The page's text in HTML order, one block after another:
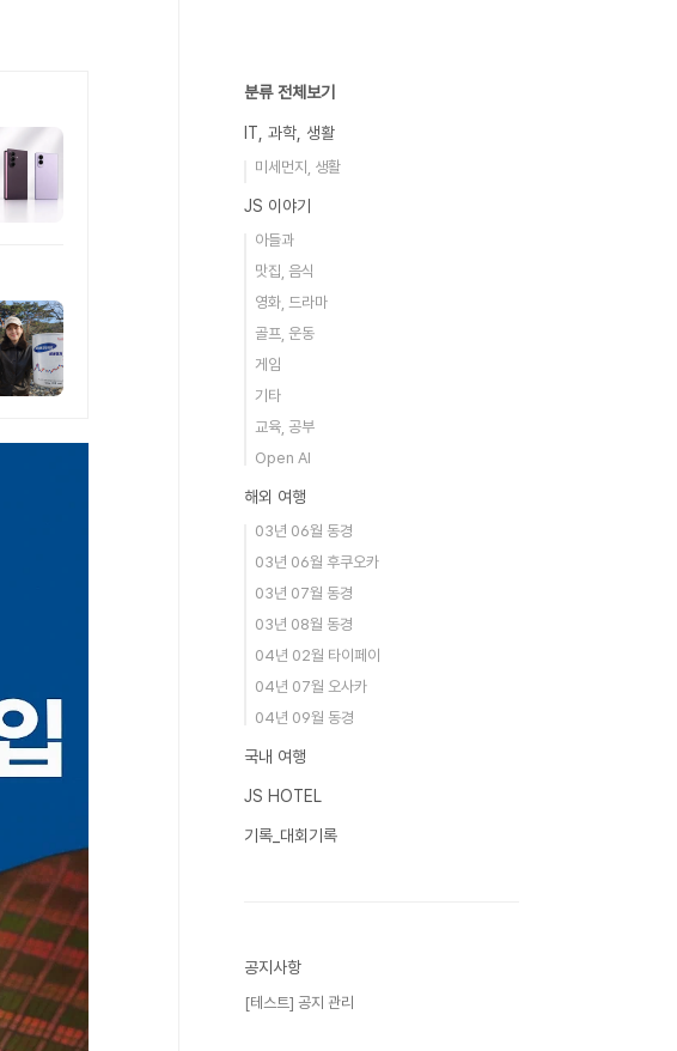
분류 전체보기
IT, 과학, 생활
미세먼지, 생활
JS 이야기
아들과
맛집, 음식
영화, 드라마
골프, 운동
게임
기타
교육, 공부
Open AI
해외 여행
03년 06월 동경
03년 06월 후쿠오카
03년 07월 동경
03년 08월 동경
04년 02월 타이페이
04년 07월 오사카
04년 09월 동경
국내 여행
JS HOTEL
기록_대회기록
공지사항
[테스트] 공지 관리